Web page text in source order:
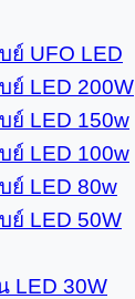
ย์​ UFO LED
ย์ LED 200W
ย์ LED 150w
ย์ LED 100w
ย์ LED 80w
ย์ LED 50W
LED 30W